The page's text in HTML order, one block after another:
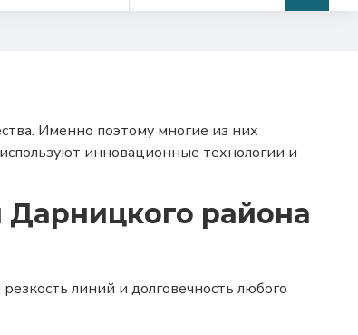
Именно поэтому многие из них
инновационные технологии и
Дарницкого района
линий и долговечность любого